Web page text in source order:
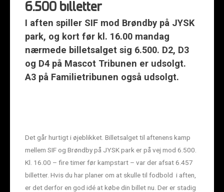
6.500 billetter
I aften spiller SIF mod Brøndby på JYSK
park, og kort før kl. 16.00 mandag
nærmede billetsalget sig 6.500. D2, D3
og D4 på Mascot Tribunen er udsolgt.
A3 på Familietribunen også udsolgt.
Det går hurtigt i øjeblikket. Billetsalget til aftenens kamp
mellem SIF og Brøndby på JYSK park er på vej mod 6.500.
Kl. 16.00 – fire timer før kampstart – var der afsat 6.457
billetter. Hvis du har planer om at skulle til fodbold i aften,
er det derfor en god idé at købe din billet nu. Der er stadig